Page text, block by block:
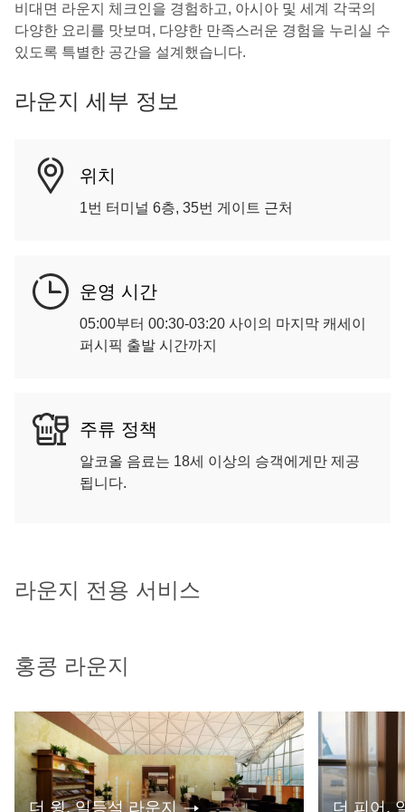
비대면 라운지 체크인을 경험하고, 아시아 및 세계 각국의
다양한 요리를 맛보며, 다양한 만족스러운 경험을 누리실 수
있도록 특별한 공간을 설계했습니다.
라운지 세부 정보
위치
1번 터미널 6층, 35번 게이트 근처
운영 시간
05:00부터 00:30-03:20 사이의 마지막 캐세이
퍼시픽 출발 시간까지
주류 정책
알코올 음료는 18세 이상의 승객에게만 제공
됩니다.
라운지 전용 서비스
홍콩 라운지
더 윙, 일등석 라운지 더 피어,